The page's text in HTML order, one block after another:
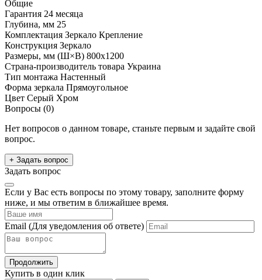
Общие
Гарантия 24 месяца
Глубина, мм 25
Комплектация Зеркало Крепление
Конструкция Зеркало
Размеры, мм (Ш×В) 800x1200
Страна-производитель товара Украина
Тип монтажа Настенный
Форма зеркала Прямоугольное
Цвет Серый Хром
Вопросы (0)
Нет вопросов о данном товаре, станьте первым и задайте свой
вопрос.
+ Задать вопрос
Задать вопрос
Если у Вас есть вопросы по этому товару, заполните форму
ниже, и мы ответим в ближайшее время.
Email (Для уведомления об ответе)
Продолжить
Купить в один клик